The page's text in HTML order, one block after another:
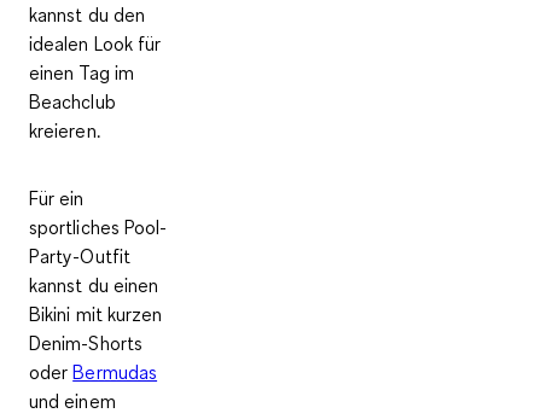
kannst du den
idealen Look für
einen Tag im
Beachclub
kreieren.
Für ein
sportliches Pool-
Party-Outfit
kannst du einen
Bikini mit kurzen
Denim-Shorts
oderBermudas
und einem